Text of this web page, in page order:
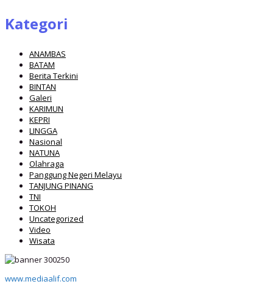
Kategori
ANAMBAS
BATAM
Berita Terkini
BINTAN
Galeri
KARIMUN
KEPRI
LINGGA
Nasional
NATUNA
Olahraga
Panggung Negeri Melayu
TANJUNG PINANG
TNI
TOKOH
Uncategorized
Video
Wisata
www.mediaalif.com